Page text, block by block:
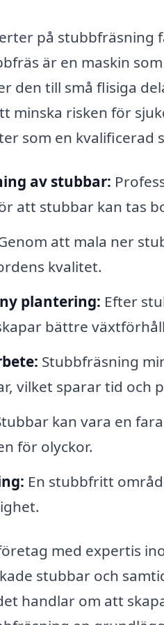
på stubbfräsning
är en maskin
den till små flisiga
minska risken för
som en
av stubbar:
att stubbar kan tas
att mala ner
kvalitet.
plantering: Efter
bättre
Stubbfräsning
vilket sparar tid och
kan vara en
för olyckor.
En stubbfritt
med expertis
stubbar och
handlar om att